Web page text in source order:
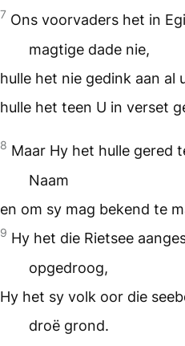
7 Ons voorvaders het in
magtige dade nie,
hulle het nie gedink aan al
hulle het teen U in verset
8 Maar Hy het hulle gered
Naam
en om sy mag bekend te
9 Hy het die Rietsee
opgedroog,
Hy het sy volk oor die
droë grond.